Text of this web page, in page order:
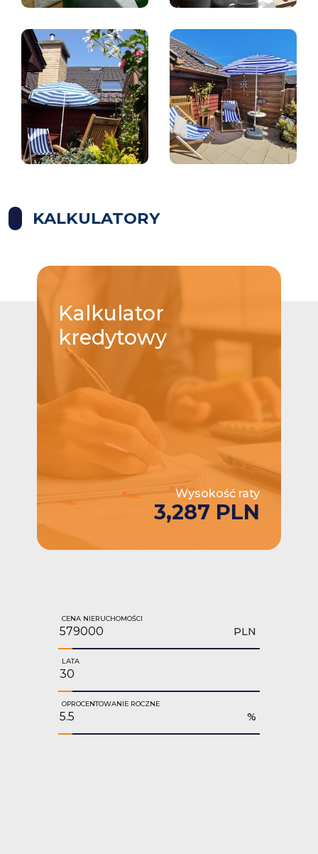
KALKULATORY
Kalkulator
kredytowy
Wysokość raty
3,287 PLN
CENA NIERUCHOMOŚCI
PLN
LATA
OPROCENTOWANIE ROCZNE
%